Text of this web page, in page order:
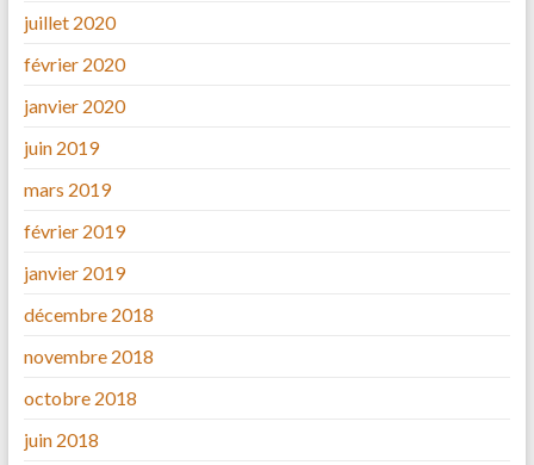
juillet 2020
février 2020
janvier 2020
juin 2019
mars 2019
février 2019
janvier 2019
décembre 2018
novembre 2018
octobre 2018
juin 2018